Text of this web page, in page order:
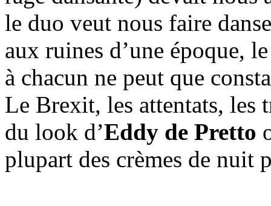
le duo veut nous faire
aux ruines d’une époque,
à chacun ne peut que
Le Brexit, les attentats, les
du look d’Eddy de Pretto
plupart des crèmes de nuit